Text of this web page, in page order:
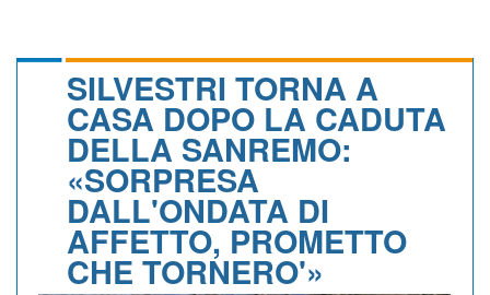
CALENDARIO
ALBI D'ORO
SILVESTRI TORNA A
CASA DOPO LA CADUTA
DELLA SANREMO:
«SORPRESA
DALL'ONDATA DI
AFFETTO, PROMETTO
CHE TORNERO'»